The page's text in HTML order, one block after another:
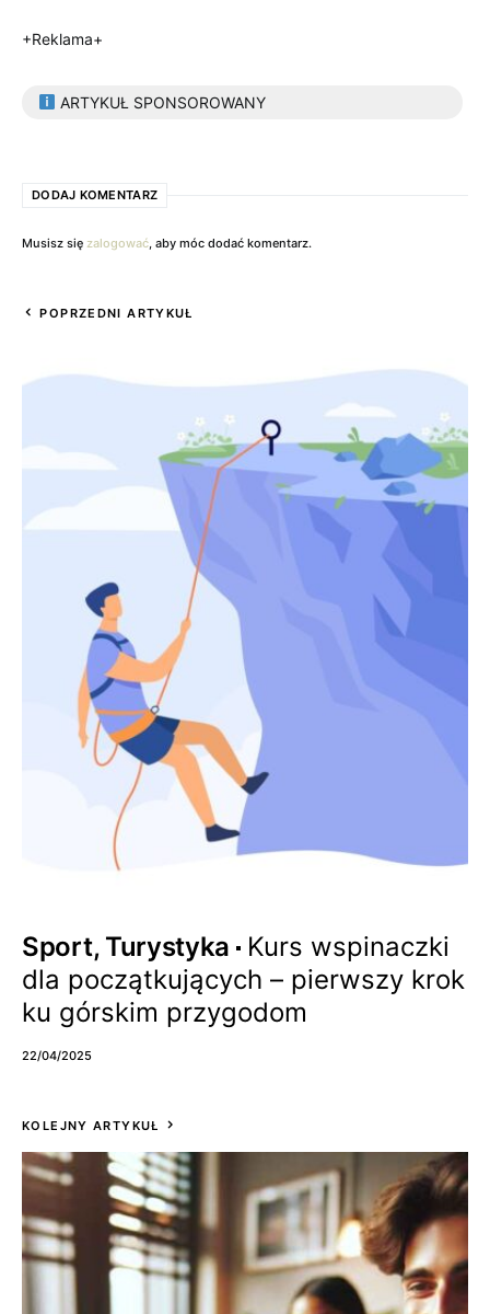
+Reklama+
ARTYKUŁ SPONSOROWANY
DODAJ KOMENTARZ
Musisz się zalogować, aby móc dodać komentarz.
POPRZEDNI ARTYKUŁ
Sport, Turystyka
Kurs wspinaczki
dla początkujących – pierwszy krok
ku górskim przygodom
22/04/2025
KOLEJNY ARTYKUŁ